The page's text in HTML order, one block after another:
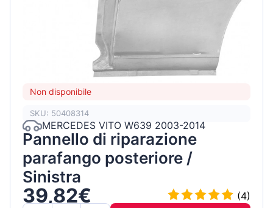
Non disponibile
SKU: 50408314
MERCEDES VITO W639 2003-2014
Pannello di riparazione
parafango posteriore /
Sinistra
39,82€
(4)